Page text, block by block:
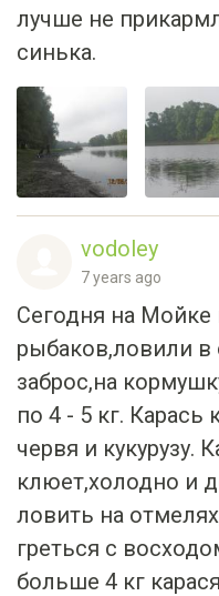
лучше не
синька.
vodoley
7 years ago
Сегодня на Мойке
рыбаков,ловили
заброс,на
по 4 - 5 кг. Карась
червя и кукурузу.
клюет,холодно и
ловить на
греться с
больше 4 кг